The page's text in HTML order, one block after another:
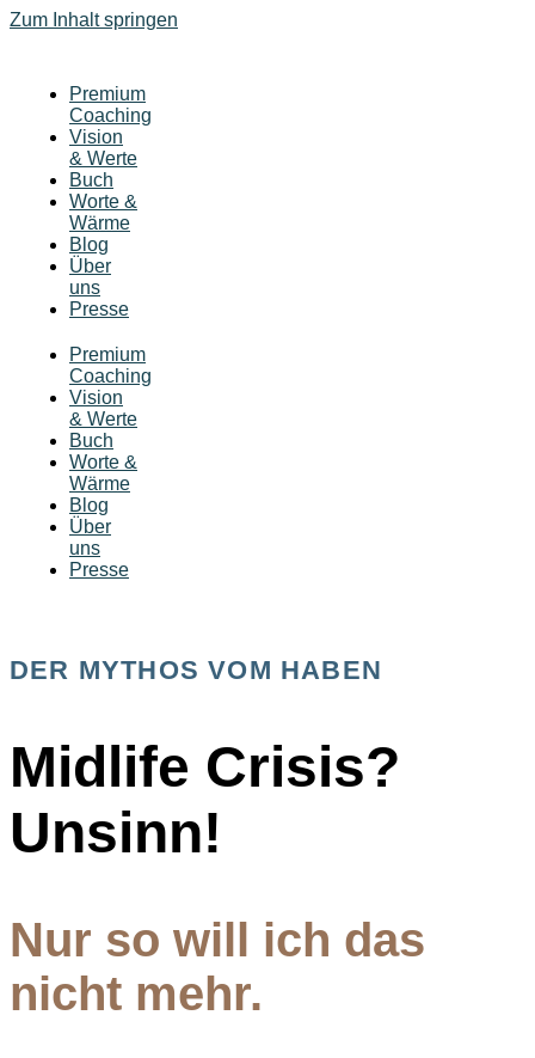
Zum Inhalt springen
Premium
Coaching
Vision
& Werte
Buch
Worte &
Wärme
Blog
Über
uns
Presse
Premium
Coaching
Vision
& Werte
Buch
Worte &
Wärme
Blog
Über
uns
Presse
DER MYTHOS VOM HABEN
Midlife Crisis?
Unsinn!
Nur so will ich das
nicht mehr.